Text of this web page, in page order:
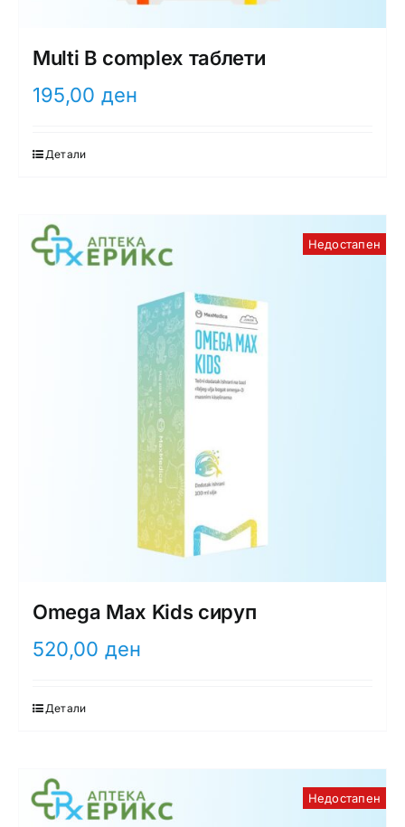
Multi B complex таблети
195,00 ден
Детали
Недостапен
Omega Max Kids сируп
520,00 ден
Детали
Недостапен